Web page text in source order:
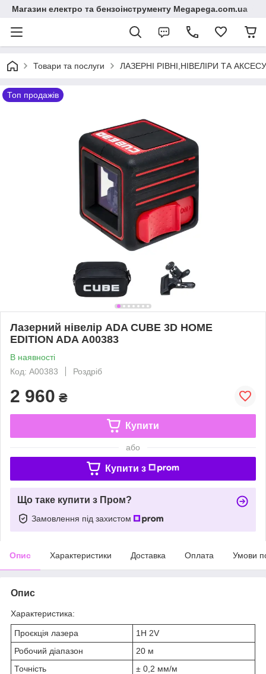
Магазин електро та бензоінструменту Megapega.com.ua
Товари та послуги ЛАЗЕРНІ РІВНІ,НІВЕЛІРИ ТА
Топ продажів
Лазерний нівелір ADA CUBE 3D HOME
EDITION ADA А00383
В наявності
Код: A00383
Роздріб
2 960 ₴
Купити
або
Купити з
Що таке купити з Пром?
Замовлення під захистом
Опис Характеристики Доставка Оплата Умови
Опис
Характеристика:
Проєкція лазера
1Н 2V
Робочий діапазон
20 м
Точність
± 0,2 мм/м